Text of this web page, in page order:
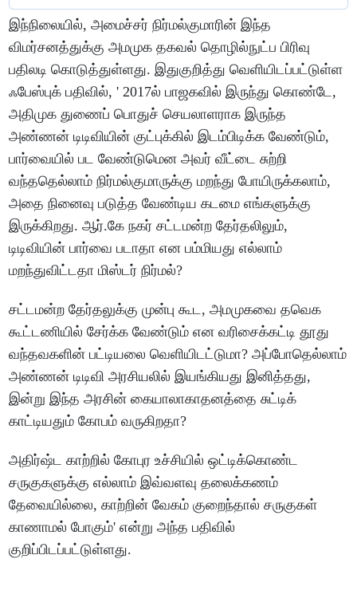
இந்நிலையில், அமைச்சர் நிர்மல்குமாரின் இந்த
விமர்சனத்துக்கு அமமுக தகவல் தொழில்நுட்ப பிரிவு
பதிலடி கொடுத்துள்ளது. இதுகுறித்து வெளியிடப்பட்டுள்ள
ஃபேஸ்புக் பதிவில், ' 2017ல் பாஜகவில் இருந்து கொண்டே,
அதிமுக துணைப் பொதுச் செயலாளராக இருந்த
அண்ணன் டிடிவியின் குட்புக்கில் இடம்பிடிக்க வேண்டும்,
பார்வையில் பட வேண்டுமென அவர் வீட்டை சுற்றி
வந்ததெல்லாம் நிர்மல்குமாருக்கு மறந்து போயிருக்கலாம்,
அதை நினைவு படுத்த வேண்டிய கடமை எங்களுக்கு
இருக்கிறது. ஆர்.கே நகர் சட்டமன்ற தேர்தலிலும்,
டிடிவியின் பார்வை படாதா என பம்மியது எல்லாம்
மறந்துவிட்டதா மிஸ்டர் நிர்மல்?
சட்டமன்ற தேர்தலுக்கு முன்பு கூட, அமமுகவை தவெக
கூட்டணியில் சேர்க்க வேண்டும் என வரிசைக்கட்டி தூது
வந்தவகளின் பட்டியலை வெளியிடட்டுமா? அப்போதெல்லாம்
அண்ணன் டிடிவி அரசியலில் இயங்கியது இனித்தது,
இன்று இந்த அரசின் கையாலாகாதனத்தை சுட்டிக்
காட்டியதும் கோபம் வருகிறதா?
அதிர்ஷ்ட காற்றில் கோபுர உச்சியில் ஒட்டிக்கொண்ட
சருகுகளுக்கு எல்லாம் இவ்வளவு தலைக்கணம்
தேவையில்லை, காற்றின் வேகம் குறைந்தால் சருகுகள்
காணாமல் போகும்' என்று அந்த பதிவில்
குறிப்பிடப்பட்டுள்ளது.